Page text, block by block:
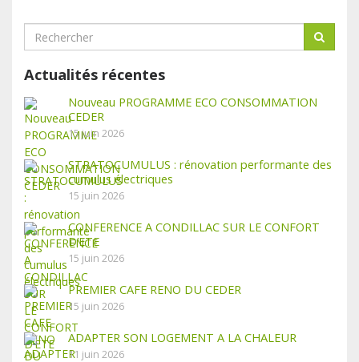
Actualités récentes
Nouveau PROGRAMME ECO CONSOMMATION
CEDER
15 juin 2026
STRATOCUMULUS : rénovation performante des
cumulus électriques
15 juin 2026
CONFERENCE A CONDILLAC SUR LE CONFORT
D’ETE
15 juin 2026
PREMIER CAFE RENO DU CEDER
15 juin 2026
ADAPTER SON LOGEMENT A LA CHALEUR
11 juin 2026